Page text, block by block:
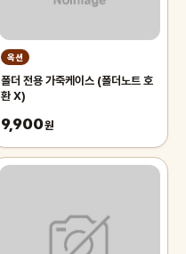
옥션
폴더 전용 가죽케이스 (폴더노트 호
환 X)
9,900원